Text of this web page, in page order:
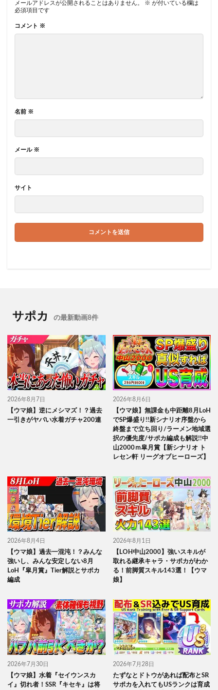
メールアドレスが公開されることはありません。 ※ が付いている欄は
必須項目です
コメント ※
名前 ※
メール ※
サイト
サポカ の最新動画8件
2026年8月7日
【ウマ娘】逆にメシマズ！？過去
一引きがヤバい水着ガチャ200連
2026年8月6日
【ウマ娘】無課金も中距離8月LoH
でSP爆盛り!!新シナリオ序盤から
終盤まで立ち回り/ラーメン地域選
択の優先度/サポカ編成も解説!!中
山2000ｍ皐月賞【新シナリオ ト
レセン軒 リーグオブヒーローズ】
2026年8月4日
【ウマ娘】過去一混沌！？みんな
強いし、みんな安定しない8月
LoH『皐月賞』Tier解説とサポカ
編成
2026年8月1日
【LOH中山2000】強いスキルが
取れる継承キャラ・サポカがわか
る！前脚質スキル143選！【ウマ
娘】
2026年7月30日
【ウマ娘】水着『セイウンスカ
イ』切れ者！SSR『キセキ』は将
2026年7月28日
たずなとドトウがあれば配布とSR
サポカを入れてもUSランクは育成